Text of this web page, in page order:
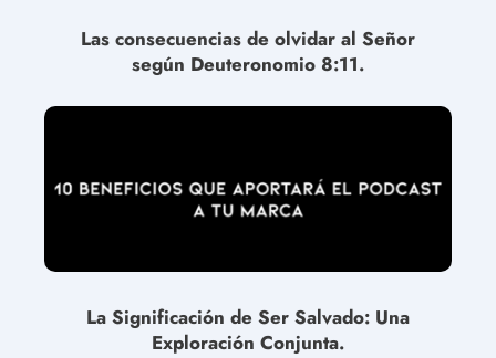
Las consecuencias de olvidar al Señor
según Deuteronomio 8:11.
La Significación de Ser Salvado: Una
Exploración Conjunta.